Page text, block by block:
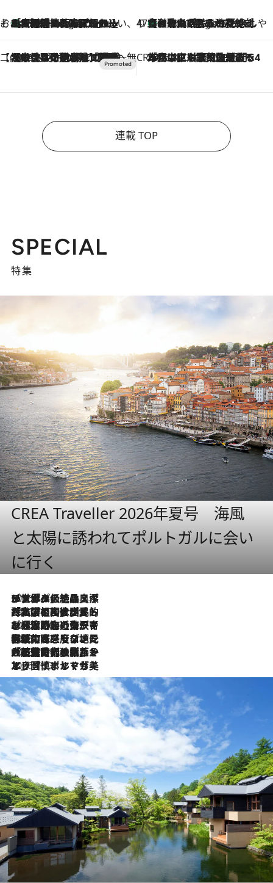
そおだよおこの関西おいしい、おやつ紀行
4 Hours Ago
［大阪府箕面市］一皿一皿目の前で仕上げられる、料理を巧みに組み込んだアシェットデセールコース「ミチル アシェット デセール（Michiru assiette dessert）」 47都道府県の手みやげ ひんやりスイーツで夏を満喫
4 Hours Ago
【和歌山県】この夏絶対食べたい 冷やしておいしいおやつ3選 みかんがごろっと丸ごと入ったジュレ
【CREA×星野リゾート】唯一無二。癒しと発見が待つ場所へ
2026.8.7
【トンボの足水浴】ヒノキの香りに包まれて涼感マックス！約13℃の湧水かけ流しを避暑地「星野温泉 トンボの湯」で体験 CREA'S CHOICE
2026.8.7
「立川にも歌舞伎があるんだよ」 片岡仁左衛門・市川中車ら豪華座組みで4年目の立川立飛歌舞伎へ
連載 TOP
SPECIAL
特集
CREA Traveller 2026年夏号 海風
と太陽に誘われてポルトガルに会い
に行く
2026.8.8
リスボンの絶品スイーツ「パステル・デ・ナタ」とは？ポルトガル伝統の奥深い世界へ
2026.7.27
「私の祖国はポルトガル語です」国民的詩人フェルナンド・ペソアと、彼が愛した文学の街を歩く
2026.7.26
ポルトガル近海が育む極上の海の幸。キリリと冷えた白ワインと愉しむ、シーフード専門店の贅沢
2026.7.22
伝統の味をモダンに昇華。高感度な地元客が集う、リスボンの最旬ガストロノミー
2026.7.21
大航海時代の栄華から、震災、独裁、そして革命へ。ポルトガル・首都リスボンの石畳に刻まれた「歴史の光と影」
2026.7.13
エッセイ・ヤマザキマリ「慎ましくも美しき国 ポルトガル」